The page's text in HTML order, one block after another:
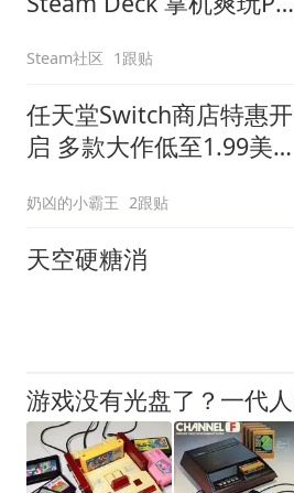
Steam社区 1跟贴
任天堂Switch商店特惠开
启 多款大作低至1.99美元
奶凶的小霸王 2跟贴
天空硬糖消